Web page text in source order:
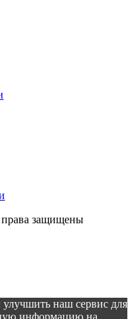
права защищены
наш сервис для
информацию на